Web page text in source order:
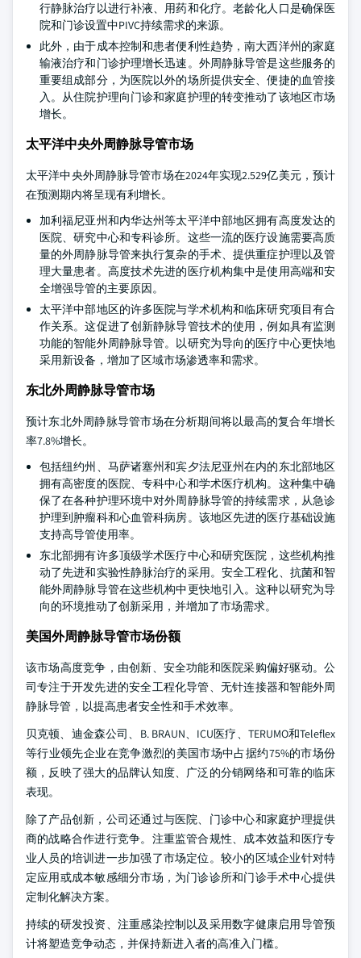
行静脉治疗以进行补液、用药和化疗。老龄化人口是确保医
院和门诊设置中PIVC持续需求的来源。
此外，由于成本控制和患者便利性趋势，南大西洋州的家庭
输液治疗和门诊护理增长迅速。外周静脉导管是这些服务的
重要组成部分，为医院以外的场所提供安全、便捷的血管接
入。从住院护理向门诊和家庭护理的转变推动了该地区市场
增长。
太平洋中央外周静脉导管市场
太平洋中央外周静脉导管市场在2024年实现2.529亿美元，预计
在预测期内将呈现有利增长。
加利福尼亚州和内华达州等太平洋中部地区拥有高度发达的
医院、研究中心和专科诊所。这些一流的医疗设施需要高质
量的外周静脉导管来执行复杂的手术、提供重症护理以及管
理大量患者。高度技术先进的医疗机构集中是使用高端和安
全增强导管的主要原因。
太平洋中部地区的许多医院与学术机构和临床研究项目有合
作关系。这促进了创新静脉导管技术的使用，例如具有监测
功能的智能外周静脉导管。以研究为导向的医疗中心更快地
采用新设备，增加了区域市场渗透率和需求。
东北外周静脉导管市场
预计东北外周静脉导管市场在分析期间将以最高的复合年增长
率7.8%增长。
包括纽约州、马萨诸塞州和宾夕法尼亚州在内的东北部地区
拥有高密度的医院、专科中心和学术医疗机构。这种集中确
保了在各种护理环境中对外周静脉导管的持续需求，从急诊
护理到肿瘤科和心血管科病房。该地区先进的医疗基础设施
支持高导管使用率。
东北部拥有许多顶级学术医疗中心和研究医院，这些机构推
动了先进和实验性静脉治疗的采用。安全工程化、抗菌和智
能外周静脉导管在这些机构中更快地引入。这种以研究为导
向的环境推动了创新采用，并增加了市场需求。
美国外周静脉导管市场份额
该市场高度竞争，由创新、安全功能和医院采购偏好驱动。公
司专注于开发先进的安全工程化导管、无针连接器和智能外周
静脉导管，以提高患者安全性和手术效率。
贝克顿、迪金森公司、B. BRAUN、ICU医疗、TERUMO和Teleflex
等行业领先企业在竞争激烈的美国市场中占据约75%的市场份
额，反映了强大的品牌认知度、广泛的分销网络和可靠的临床
表现。
除了产品创新，公司还通过与医院、门诊中心和家庭护理提供
商的战略合作进行竞争。注重监管合规性、成本效益和医疗专
业人员的培训进一步加强了市场定位。较小的区域企业针对特
定应用或成本敏感细分市场，为门诊诊所和门诊手术中心提供
定制化解决方案。
持续的研发投资、注重感染控制以及采用数字健康启用导管预
计将塑造竞争动态，并保持新进入者的高准入门槛。